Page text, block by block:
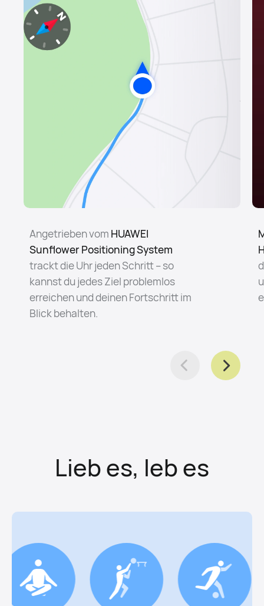
Angetrieben vom HUAWEI
Sunflower Positioning System
trackt die Uhr jeden Schritt – so
kannst du jedes Ziel problemlos
erreichen und deinen Fortschritt im
Blick behalten.
Lieb es, leb es